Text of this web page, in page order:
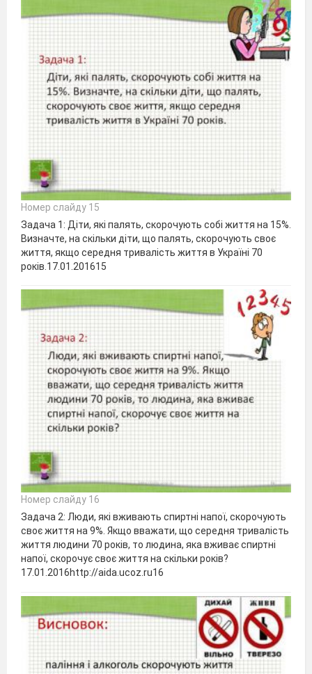
Номер слайду 15
Задача 1: Діти, які палять, скорочують собі життя на 15%.
Визначте, на скільки діти, що палять, скорочують своє
життя, якщо середня тривалість життя в Україні 70
років.17.01.201615
Номер слайду 16
Задача 2: Люди, які вживають спиртні напої, скорочують
своє життя на 9%. Якщо вважати, що середня тривалість
життя людини 70 років, то людина, яка вживає спиртні
напої, скорочує своє життя на скільки років?
17.01.2016http://aida.ucoz.ru16